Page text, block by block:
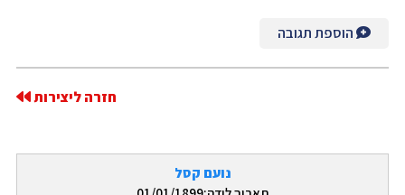
נועם קסל
הוספת תגובה
חזרה ליצירות